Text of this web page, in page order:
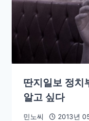
딴지일보 정치
알고 싶다
민노씨 2013년